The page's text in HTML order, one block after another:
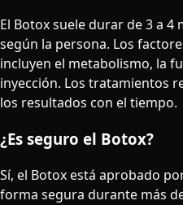
El Botox suele durar de 3 a 4
según la persona. Los
incluyen el metabolismo, la
inyección. Los tratamientos
los resultados con el tiempo.
¿Es seguro el Botox?
Sí, el Botox está aprobado
forma segura durante más